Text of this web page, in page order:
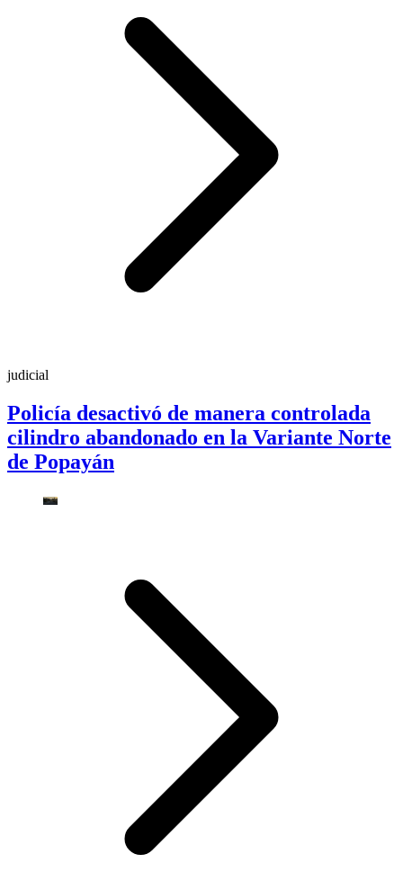
judicial
Policía desactivó de manera controlada
cilindro abandonado en la Variante Norte
de Popayán